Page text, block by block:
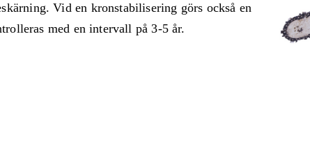
Vid en kronstabilisering görs också en
med en intervall på 3-5 år.